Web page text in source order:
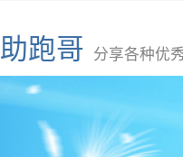
助跑哥 分享各种优